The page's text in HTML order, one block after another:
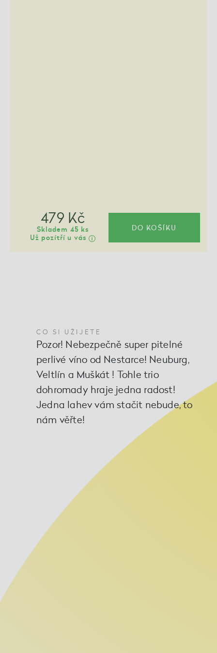
479 Kč
Skladem 45 ks
Už pozítří u vás
DO KOŠÍKU
CO SI UŽIJETE
Pozor! Nebezpečně super pitelné
perlivé víno od Nestarce! Neuburg,
Veltlín a Muškát ! Tohle trio
dohromady hraje jedna radost!
Jedna lahev vám stačit nebude, to
nám věřte!